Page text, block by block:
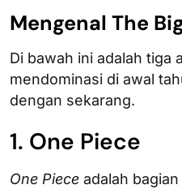
Mengenal The
Di bawah ini adalah tiga
mendominasi di awal
dengan sekarang.
1. One Piece
One Piece adalah